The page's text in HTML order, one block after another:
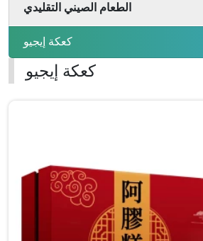
الطعام الصيني التقليدي
كعكة إيجيو
كعكة إيجيو